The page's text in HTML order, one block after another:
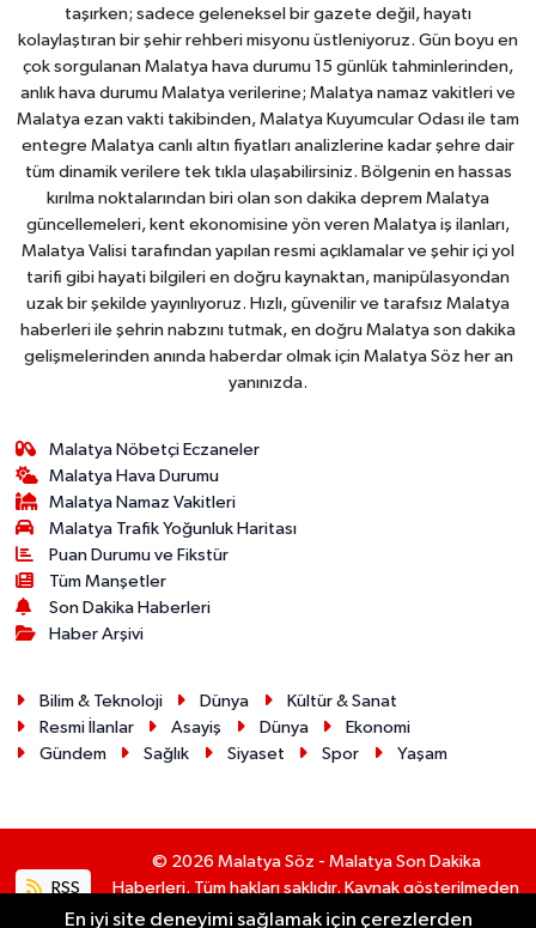
taşırken; sadece geleneksel bir gazete değil, hayatı
kolaylaştıran bir şehir rehberi misyonu üstleniyoruz. Gün boyu en
çok sorgulanan Malatya hava durumu 15 günlük tahminlerinden,
anlık hava durumu Malatya verilerine; Malatya namaz vakitleri ve
Malatya ezan vakti takibinden, Malatya Kuyumcular Odası ile tam
entegre Malatya canlı altın fiyatları analizlerine kadar şehre dair
tüm dinamik verilere tek tıkla ulaşabilirsiniz. Bölgenin en hassas
kırılma noktalarından biri olan son dakika deprem Malatya
güncellemeleri, kent ekonomisine yön veren Malatya iş ilanları,
Malatya Valisi tarafından yapılan resmi açıklamalar ve şehir içi yol
tarifi gibi hayati bilgileri en doğru kaynaktan, manipülasyondan
uzak bir şekilde yayınlıyoruz. Hızlı, güvenilir ve tarafsız Malatya
haberleri ile şehrin nabzını tutmak, en doğru Malatya son dakika
gelişmelerinden anında haberdar olmak için Malatya Söz her an
yanınızda.
Malatya Nöbetçi Eczaneler
Malatya Hava Durumu
Malatya Namaz Vakitleri
Malatya Trafik Yoğunluk Haritası
Puan Durumu ve Fikstür
Tüm Manşetler
Son Dakika Haberleri
Haber Arşivi
Bilim & Teknoloji Dünya
Kültür & Sanat
Resmi İlanlar
Asayiş Dünya
Ekonomi
Gündem
Sağlık Siyaset Spor Yaşam
RSS
© 2026 Malatya Söz - Malatya Son Dakika
Haberleri. Tüm hakları saklıdır. Kaynak gösterilmeden
alıntı yapılamaz.
En iyi site deneyimi sağlamak için çerezlerden